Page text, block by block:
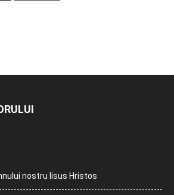
nostru Iisus Hristos